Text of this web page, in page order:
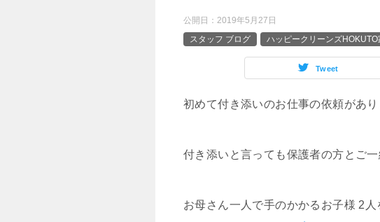
公開日： 2019年5月27日
スタッフ ブログ
ハッピークリーンズ
Tweet
初めて付き添いのお仕事の依頼があり
付き添いと言っても保護者の方とご
お母さん一人で手のかかるお子様 2